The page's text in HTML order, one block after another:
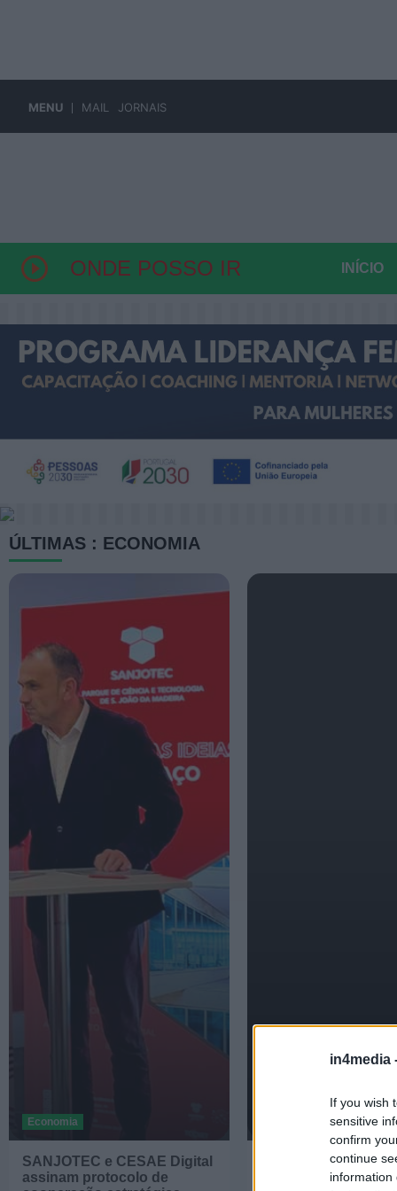
MENU MAIL JORNAIS
in4media
If you wish
sensitive
confirm
continue
information
INÍCIO
ÚLTIMAS : ECONOMIA
Economia
SANJOTEC e CESAE Digital
assinam protocolo de
S. João da Madeira
projeto "Indústria à